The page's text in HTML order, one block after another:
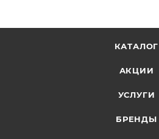
КАТАЛОГ
АКЦИИ
УСЛУГИ
БРЕНДЫ